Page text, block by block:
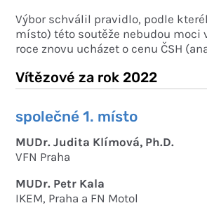
Výbor schválil pravidlo, podle
místo) této soutěže nebudou moci
roce znovu ucházet o cenu ČSH
Vítězové za rok 2022
společné 1. místo
MUDr. Judita Klímová, Ph.D.
VFN Praha
MUDr. Petr Kala
IKEM, Praha a FN Motol